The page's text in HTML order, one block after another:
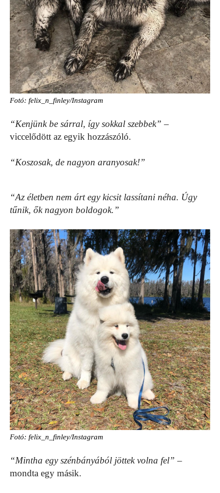
Fotó: felix_n_finley/Instagram
“Kenjünk be sárral, így sokkal szebbek” –
viccelődött az egyik hozzászóló.
“Koszosak, de nagyon aranyosak!”
“Az életben nem árt egy kicsit lassítani néha. Úgy
tűnik, ők nagyon boldogok.”
Fotó: felix_n_finley/Instagram
“Mintha egy szénbányából jöttek volna fel” –
mondta egy másik.